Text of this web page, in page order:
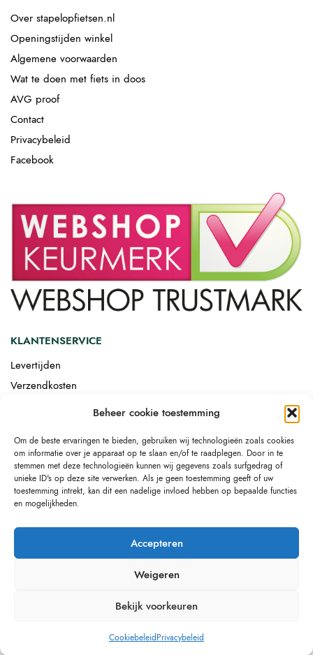
Beheer cookie toestemming
Om de beste ervaringen te bieden, gebruiken wij technologieën zoals cookies
om informatie over je apparaat op te slaan en/of te raadplegen. Door in te
stemmen met deze technologieën kunnen wij gegevens zoals surfgedrag of
unieke ID's op deze site verwerken. Als je geen toestemming geeft of uw
toestemming intrekt, kan dit een nadelige invloed hebben op bepaalde functies
en mogelijkheden.
Accepteren
Weigeren
Bekijk voorkeuren
CookiebeleidPrivacybeleid
Over stapelopfietsen.nl
Openingstijden winkel
Algemene voorwaarden
Wat te doen met fiets in doos
AVG proof
Contact
Privacybeleid
Facebook
KLANTENSERVICE
Levertijden
Verzendkosten
Afgemonteerd laten bezorgen
Drop-shipping
Link building